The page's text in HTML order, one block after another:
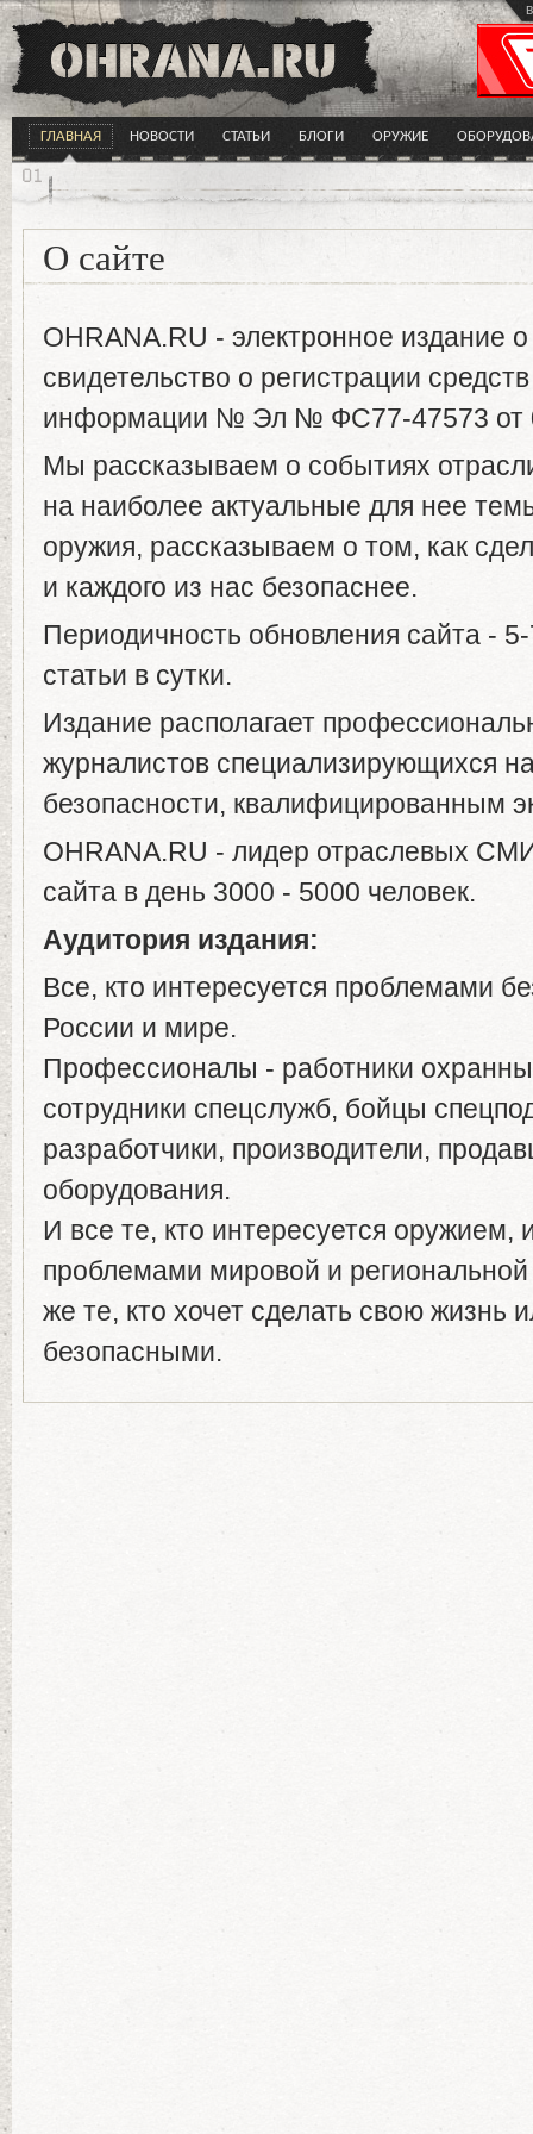
ГЛАВНАЯ НОВОСТИ СТАТЬИ БЛОГИ ОРУЖИЕ
О сайте
OHRANA.RU - электронное издание
свидетельство о регистрации
информации № Эл № ФС77-47573 от
Мы рассказываем о событиях
на наиболее актуальные для нее
оружия, рассказываем о том, как
и каждого из нас безопаснее.
Периодичность обновления сайта -
статьи в сутки.
Издание располагает
журналистов специализирующихся
безопасности, квалифицированным
OHRANA.RU - лидер отраслевых
сайта в день 3000 - 5000 человек.
Аудитория издания:
Все, кто интересуется проблемами
России и мире.
Профессионалы - работники
сотрудники спецслужб, бойцы
разработчики, производители,
оборудования.
И все те, кто интересуется оружием,
проблемами мировой и региональной
же те, кто хочет сделать свою жизнь
безопасными.